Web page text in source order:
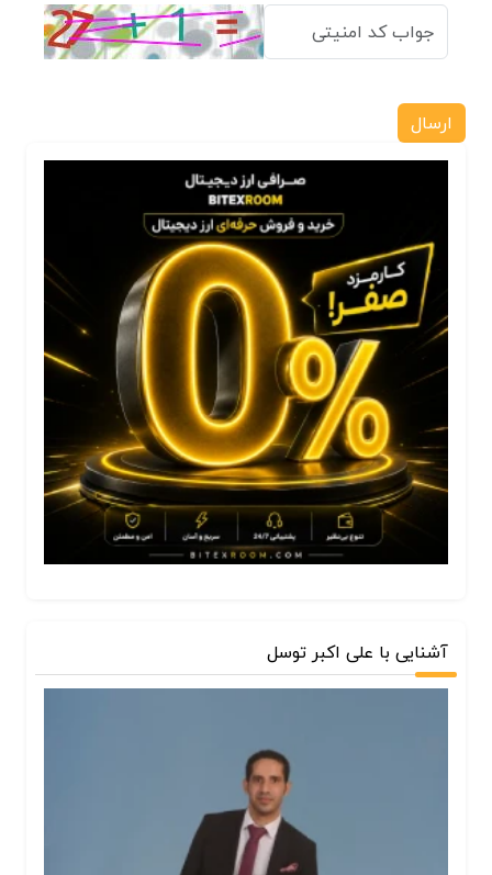
ارسال
آشنایی با علی اکبر توسل